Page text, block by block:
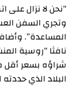
“نحن لا نزال على
وتجري السفن
المساعدة”.
نافثا “روسية
شراؤه بسعر أقل
البلاد الذي